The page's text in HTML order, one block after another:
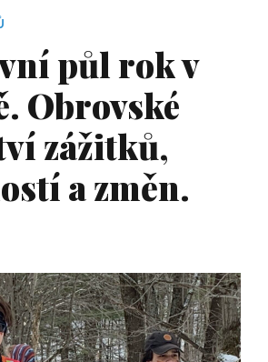
půl rok v
Obrovské
zážitků,
a změn.